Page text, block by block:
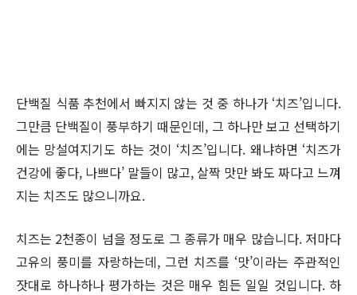
단백질 식품 추천에서 빠지지 않는 것 중 하나가 ‘치즈’입니다.
그만큼 단백질이 풍부하기 때문인데, 그 하나만 보고 선택하기
에는 망설여지기도 하는 것이 ‘치즈’입니다. 왜냐하면 ‘치즈가
건강에 좋다, 나쁘다’ 말들이 많고, 살짝 맛만 봐도 짜다고 느껴
지는 치즈도 많으니까요.
치즈는 2천종이 넘을 정도로 그 종류가 매우 많습니다. 저마다
고유의 풍미를 자랑하는데, 그런 치즈를 ‘맛’이라는 주관적인
잣대로 하나하나 평가하는 것은 매우 힘든 일일 것입니다. 하